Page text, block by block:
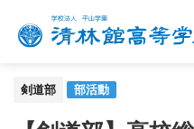
剣道部 部活動